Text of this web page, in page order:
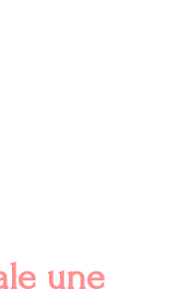
une